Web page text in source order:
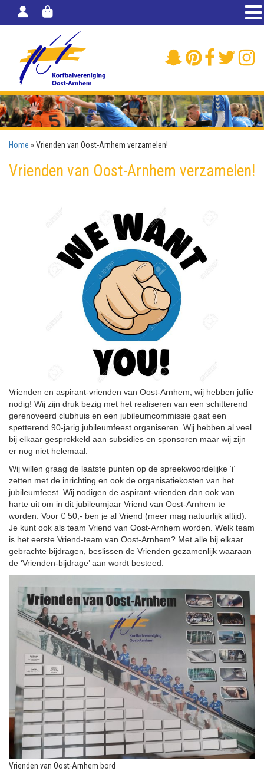
Home »Vrienden van Oost-Arnhem verzamelen!
Vrienden van Oost-Arnhem verzamelen!
Vrienden en aspirant-vrienden van Oost-Arnhem, wij hebben jullie
nodig! Wij zijn druk bezig met het realiseren van een schitterend
gerenoveerd clubhuis en een jubileumcommissie gaat een
spetterend 90-jarig jubileumfeest organiseren. Wij hebben al veel
bij elkaar gesprokkeld aan subsidies en sponsoren maar wij zijn
er nog niet helemaal.
Wij willen graag de laatste punten op de spreekwoordelijke ‘i’
zetten met de inrichting en ook de organisatiekosten van het
jubileumfeest. Wij nodigen de aspirant-vrienden dan ook van
harte uit om in dit jubileumjaar Vriend van Oost-Arnhem te
worden. Voor € 50,- ben je al Vriend (meer mag natuurlijk altijd).
Je kunt ook als team Vriend van Oost-Arnhem worden. Welk team
is het eerste Vriend-team van Oost-Arnhem? Met alle bij elkaar
gebrachte bijdragen, beslissen de Vrienden gezamenlijk waaraan
de ‘Vrienden-bijdrage’ aan wordt besteed.
Vrienden van Oost-Arnhem bord